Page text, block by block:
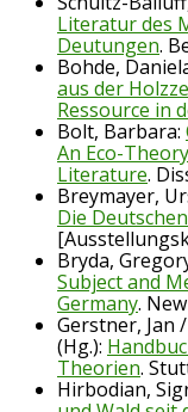
Literatur des
Deutungen.
Bohde,
aus der
Ressource in
Bolt, Barbara:
An Eco-
Literature.
Breymayer,
Die
Bryda,
Subject and
Germany.
Gerstner, Jan
(Hg.):
Theorien.
Hirbodian,